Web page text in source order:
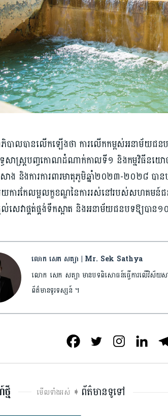
ាភិបាលបានលើកឡើងថា ការលើក​កម្ពស់​អនាម័យ​ជនប
ធសាស្រ្ត​បញ្ចកោណ​ដំណាក់កាលទី១ និងកម្មវិធីនយោ
ាង និង​ការការពារ​មាតុភូមិ​ឆ្នាំ​២០២៣-២០២៨ បាន
ការ​កែលម្អ​លក្ខខណ្ឌ​នៃការ​រស់​នៅ​របស់​សហគមន៍​
តល់​សេវាផ្គត់ផ្គង់​ទឹកស្អាត និង​អនាម័យ​ជនបទ​ឱ្យ​បា
លោក សេក សត្យា | Mr. Sek Sathya
លោក សេក សត្យា មានបទពិសោធន៍ធ្វើការលើវិស័យសា
ព័ត៌មានទូរទស្សន៍ ។
មី មើលទាំងអស់ ➧ ព័ត៌មានទូទៅ